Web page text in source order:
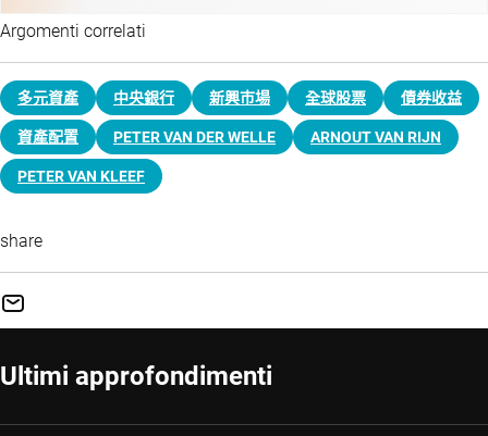
Argomenti correlati
多元資產 中央銀行 新興巿場 全球股票 債券收益
資產配置 PETER VAN DER WELLE ARNOUT VAN RIJN
PETER VAN KLEEF
share
Ultimi approfondimenti